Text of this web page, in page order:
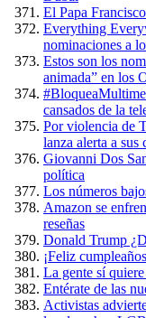
El Papa
Everything
nominaciones a
Estos son los
animada” en los
cansados de la
Por violencia de
lanza alerta a sus
Giovanni Dos
política
Los números
Amazon se
reseñas
Donald Trump
¡Feliz
La gente sí
Entérate de las
Activistas